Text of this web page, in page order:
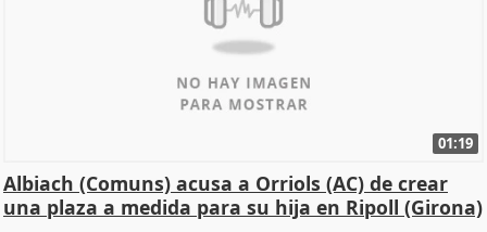
01:19
Albiach (Comuns) acusa a Orriols (AC) de crear
una plaza a medida para su hija en Ripoll (Girona)